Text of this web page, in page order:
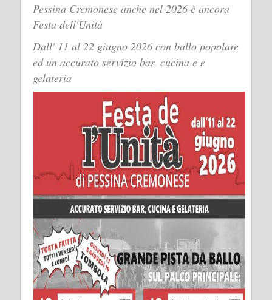
Pessina Cremonese anche nel 2026 è ancora
Festa dell'Unità
Dall' 11 al 22 giugno 2026 con ballo popolare
ed un accurato servizio bar, cucina e e
gelateria